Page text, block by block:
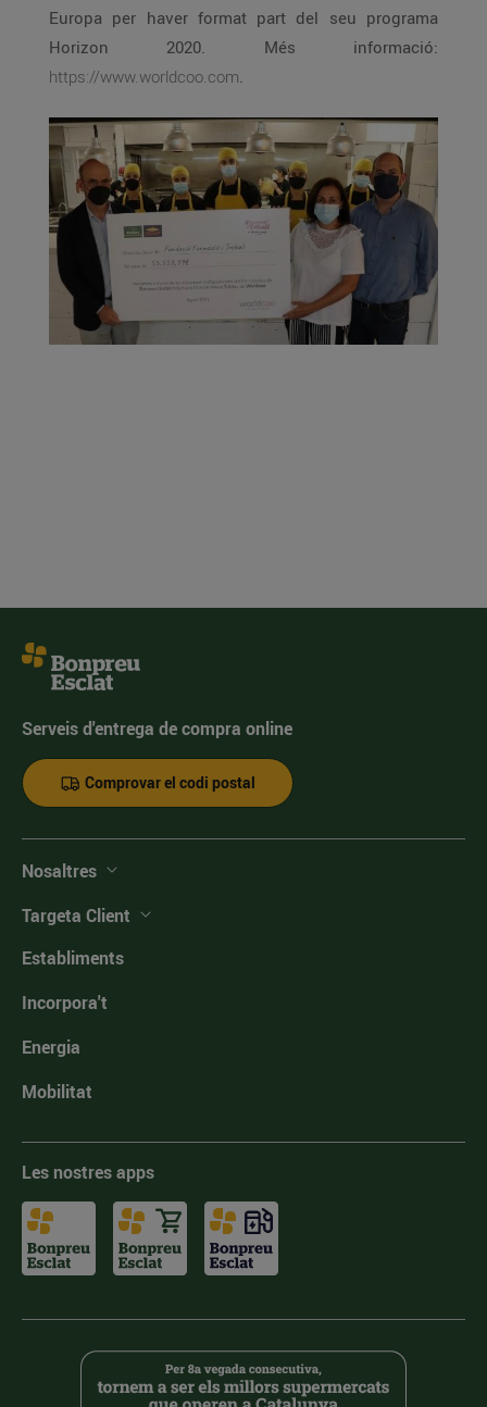
Europa per haver format part del seu programa
Horizon 2020. Més informació:
https://www.worldcoo.com.
Serveis d'entrega de compra online
Comprovar el codi postal
Nosaltres
Targeta Client
Establiments
Incorpora't
Energia
Mobilitat
Les nostres apps